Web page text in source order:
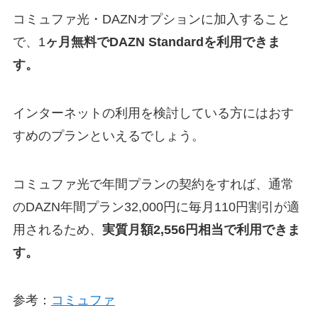
コミュファ光・DAZNオプションに加入すること
で、1ヶ月無料でDAZN Standardを利用できま
す。
インターネットの利用を検討している方にはおす
すめのプランといえるでしょう。
コミュファ光で年間プランの契約をすれば、通常
のDAZN年間プラン32,000円に毎月110円割引が適
用されるため、 実質月額2,556円相当で利用できま
す。
参考： コミュファ